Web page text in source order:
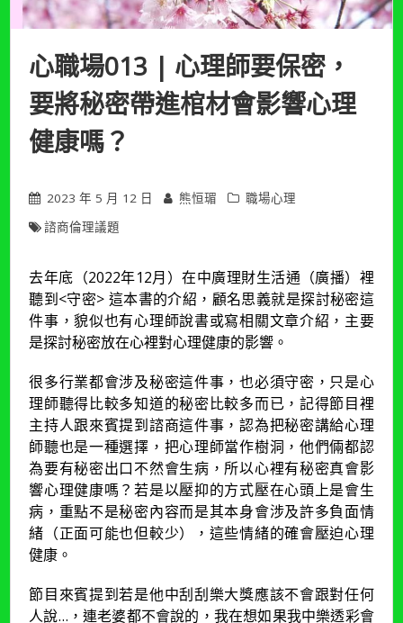
心職場013 | 心理師要保密，
要將秘密帶進棺材會影響心理
健康嗎？
2023 年 5 月 12 日 熊恒瑂
職場心理
諮商倫理議題
去年底（2022年12月）在中廣理財生活通（廣播）裡
聽到<守密> 這本書的介紹，顧名思義就是探討秘密這
件事，貌似也有心理師說書或寫相關文章介紹，主要
是探討秘密放在心裡對心理健康的影響。
很多行業都會涉及秘密這件事，也必須守密，只是心
理師聽得比較多知道的秘密比較多而已，記得節目裡
主持人跟來賓提到諮商這件事，認為把秘密講給心理
師聽也是一種選擇，把心理師當作樹洞，他們倆都認
為要有秘密出口不然會生病，所以心裡有秘密真會影
響心理健康嗎？若是以壓抑的方式壓在心頭上是會生
病，重點不是秘密內容而是其本身會涉及許多負面情
緒（正面可能也但較少），這些情緒的確會壓迫心理
健康。
節目來賓提到若是他中刮刮樂大獎應該不會跟對任何
人說…，連老婆都不會說的，我在想如果我中樂透彩會